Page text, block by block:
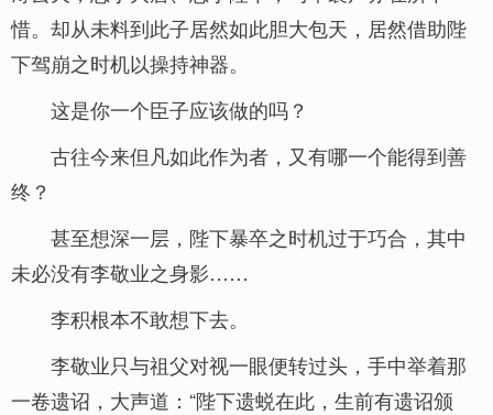
惜。却从未料到此子居然如此胆大包天，居然借助陛
下驾崩之时机以操持神器。
这是你一个臣子应该做的吗？
古往今来但凡如此作为者，又有哪一个能得到善
终？
甚至想深一层，陛下暴卒之时机过于巧合，其中
未必没有李敬业之身影……
李积根本不敢想下去。
李敬业只与祖父对视一眼便转过头，手中举着那
一卷遗诏，大声道：“陛下遗蜕在此，生前有遗诏颁